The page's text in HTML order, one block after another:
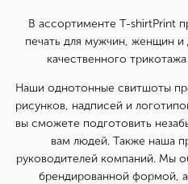
В ассортименте T-shirtPrint
печать для мужчин, женщин и
качественного
Наши однотонные свитшоты
рисунков, надписей и
вы сможете подготовить
вам людей. Также наша
руководителей компаний. Мы
брендированной формой,